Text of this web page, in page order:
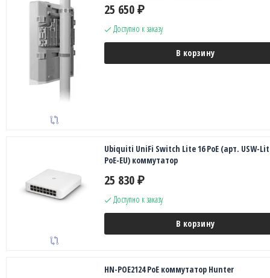
25 650 ₽
Доступно к заказу
В корзину
Ubiquiti UniFi Switch Lite 16 PoE (арт. USW-
PoE-EU) коммутатор
25 830 ₽
Доступно к заказу
В корзину
HN-POE2124 PoE коммутатор Hunter